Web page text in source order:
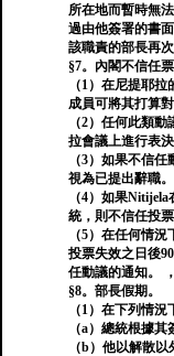
所在地而暫時無
過由他簽署的書
該職責的部長再
§7。內閣不信任票
（1）在尼提耶
成員可將其打算
（2）任何此類
拉會議上進行表決
（3）如果不信
視為已提出辭職。
（4）如果
統，則不信任投
（5）在任何情
投票失效之日後
任動議的通知。
§8。部長假期。
（1）在下列情
（a）總統根據
（b）他以解散